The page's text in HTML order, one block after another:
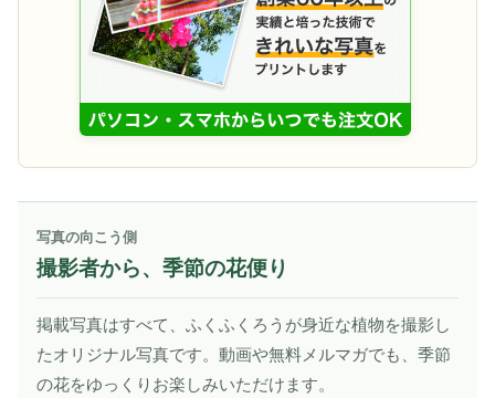
写真の向こう側
撮影者から、季節の花便り
掲載写真はすべて、ふくふくろうが身近な植物を撮影し
たオリジナル写真です。動画や無料メルマガでも、季節
の花をゆっくりお楽しみいただけます。